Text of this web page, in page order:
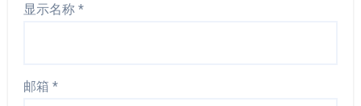
显示名称 *
邮箱 *